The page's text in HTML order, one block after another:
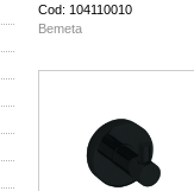
Cod: 104110010
Bemeta